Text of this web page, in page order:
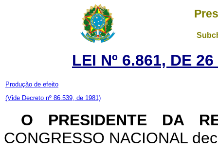
LEI Nº 6.861, DE
Produção de efeito
(Vide Decreto nº 86.539, de 1981)
O PRESIDENTE DA
CONGRESSO NACIONAL